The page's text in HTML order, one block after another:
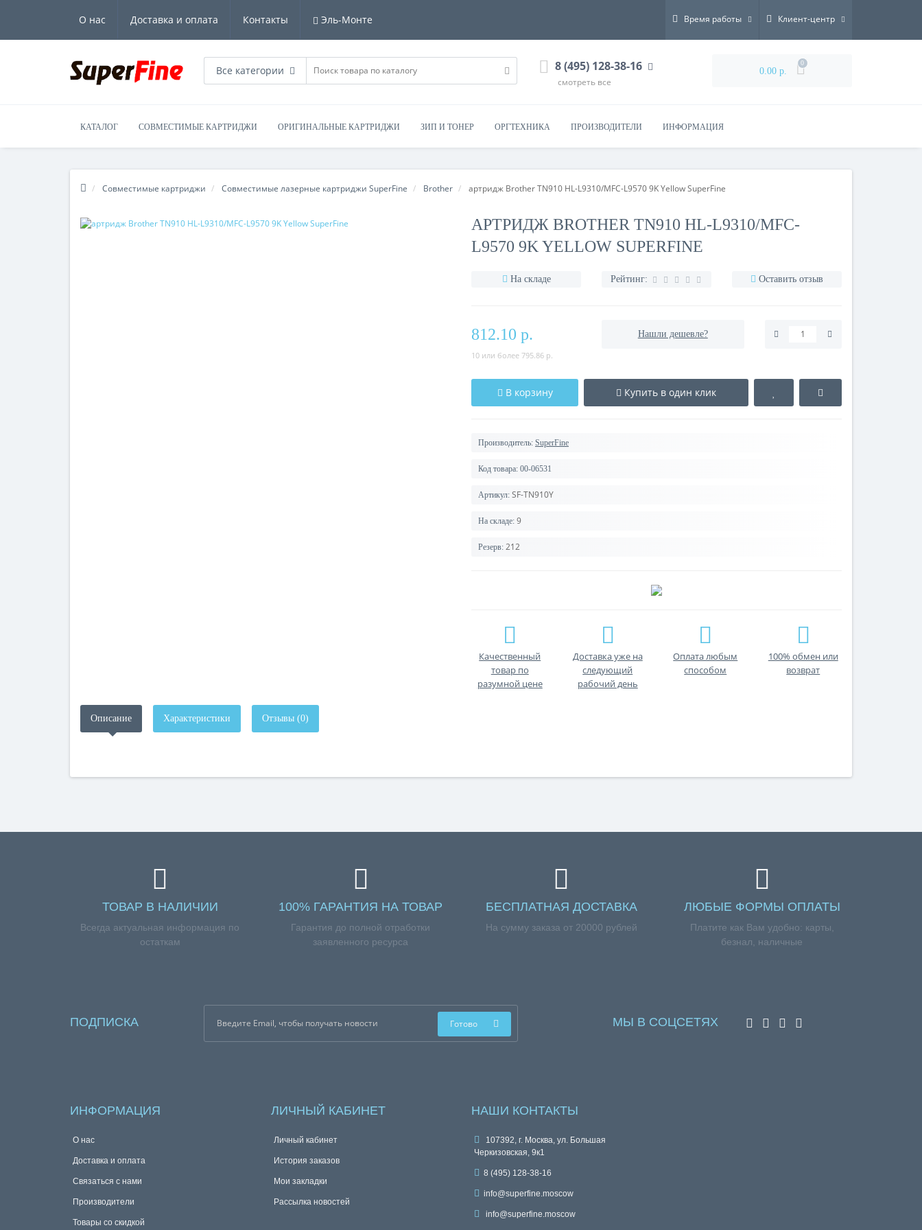
О нас Доставка и оплата Контакты Эль-Монте Время работы Клиент-центр
Все категории 8 (495) 128-38-16
смотреть все
0.00 р.
0
КАТАЛОГ СОВМЕСТИМЫЕ КАРТРИДЖИ ОРИГИНАЛЬНЫЕ КАРТРИДЖИ ЗИП И ТОНЕР ОРГТЕХНИКА ПРОИЗВОДИТЕЛИ ИНФОРМАЦИЯ
Совместимые картриджи Совместимые лазерные картриджи SuperFine Brother артридж Brother TN910 HL-L9310/MFC-L9570 9K Yellow SuperFine
АРТРИДЖ BROTHER TN910 HL-L9310/MFC-
L9570 9K YELLOW SUPERFINE
На складе Рейтинг: Оставить отзыв
812.10 р.
10 или более 795.86 р.
Нашли дешевле?
В корзину Купить в один клик
Производитель: SuperFine
Код товара: 00-06531
Артикул: SF-TN910Y
На складе: 9
Резерв: 212
Качественный
товар по
разумной цене
Доставка уже на
следующий
рабочий день
Оплата любым
способом
100% обмен или
возврат
Описание Характеристики Отзывы (0)
ТОВАР В НАЛИЧИИ
Всегда актуальная информация по
остаткам
100% ГАРАНТИЯ НА ТОВАР
Гарантия до полной отработки
заявленного ресурса
БЕСПЛАТНАЯ ДОСТАВКА
На сумму заказа от 20000 рублей
ЛЮБЫЕ ФОРМЫ ОПЛАТЫ
Платите как Вам удобно: карты,
безнал, наличные
ПОДПИСКА Готово МЫ В СОЦСЕТЯХ
ИНФОРМАЦИЯ
О нас
Доставка и оплата
Связаться с нами
Производители
Товары со скидкой
ЛИЧНЫЙ КАБИНЕТ
Личный кабинет
История заказов
Мои закладки
Рассылка новостей
НАШИ КОНТАКТЫ
107392, г. Москва, ул. Большая
Черкизовская, 9к1
8 (495) 128-38-16
info@superfine.moscow
info@superfine.moscow